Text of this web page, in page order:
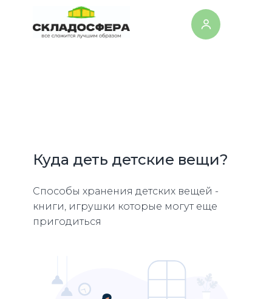
Куда деть детские вещи?
Способы хранения детских вещей -
книги, игрушки которые могут еще
пригодиться